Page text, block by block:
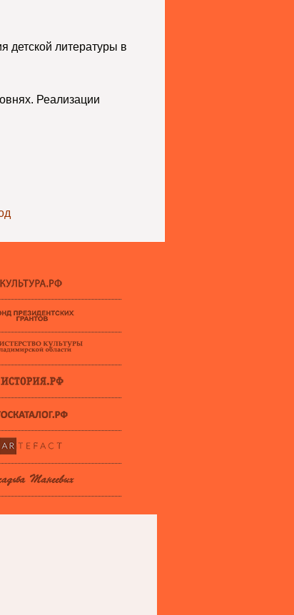
детской литературы в
Реализации